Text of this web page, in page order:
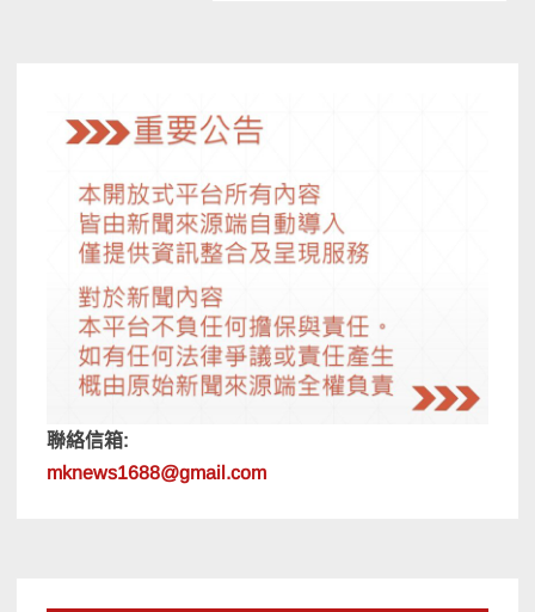
聯絡信箱:
mknews1688@gmail.com